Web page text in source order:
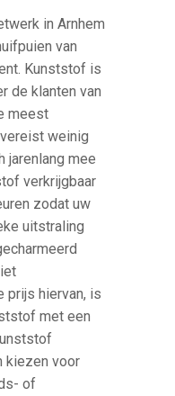
in Arnhem
van
Kunststof is
de klanten van
meest
weinig
jarenlang mee
verkrijgbaar
zodat uw
uitstraling
prijs hiervan, is
met een
kiezen voor
of